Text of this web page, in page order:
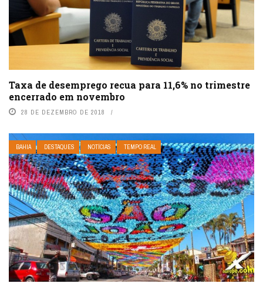
Taxa de desemprego recua para 11,6% no trimestre
encerrado em novembro
28 DE DEZEMBRO DE 2018
BAHIA DESTAQUES NOTÍCIAS TEMPO REAL